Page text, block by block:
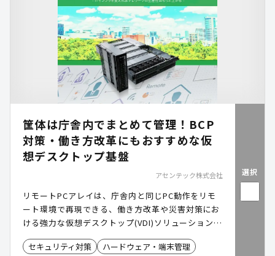
筐体は庁舎内でまとめて管理！BCP
対策・働き方改革にもおすすめな仮
想デスクトップ基盤
アセンテック株式会社
リモートPCアレイは、庁舎内と同じPC動作をリモ
ート環境で再現できる、働き方改革や災害対策にお
ける強力な仮想デスクトップ(VDI)ソリューションで
す。従来のVDI導入における課題を解決し、低コス
トかつ短期間で導入可能。複数台のPCカートリッジ
セキュリティ対策 ハードウェア・端末管理
選択